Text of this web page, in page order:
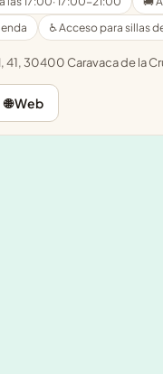
♿ Acceso para sillas
I, 41, 30400 Caravaca de la
🌐 Web